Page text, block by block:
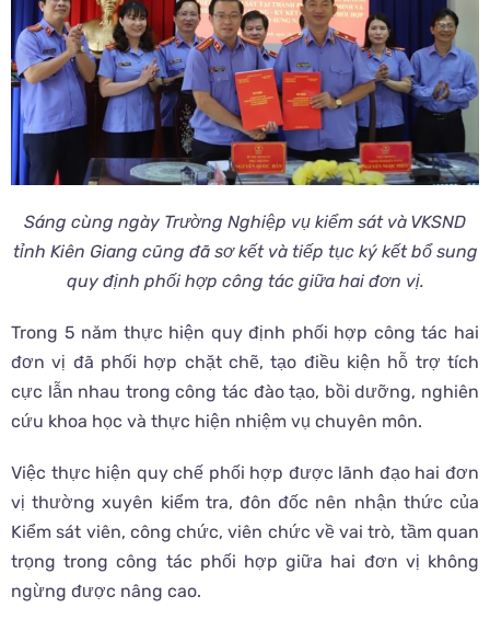
Sáng cùng ngày Trường Nghiệp vụ kiểm sát và VKSND
tỉnh Kiên Giang cũng đã sơ kết và tiếp tục ký kết bổ sung
quy định phối hợp công tác giữa hai đơn vị.
Trong 5 năm thực hiện quy định phối hợp công tác hai
đơn vị đã phối hợp chặt chẽ, tạo điều kiện hỗ trợ tích
cực lẫn nhau trong công tác đào tạo, bồi dưỡng, nghiên
cứu khoa học và thực hiện nhiệm vụ chuyên môn.
Việc thực hiện quy chế phối hợp được lãnh đạo hai đơn
vị thường xuyên kiểm tra, đôn đốc nên nhận thức của
Kiểm sát viên, công chức, viên chức về vai trò, tầm quan
trọng trong công tác phối hợp giữa hai đơn vị không
ngừng được nâng cao.